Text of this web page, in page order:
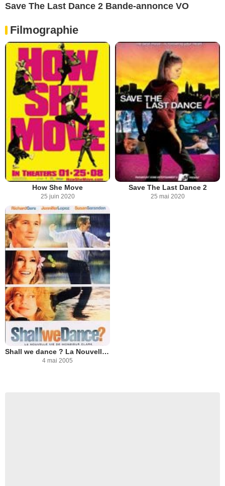
Save The Last Dance 2 Bande-annonce VO
Filmographie
How She Move
25 juin 2020
Save The Last Dance 2
25 mai 2020
Shall we dance ? La Nouvelle vie de Monsieur Clark
4 mai 2005